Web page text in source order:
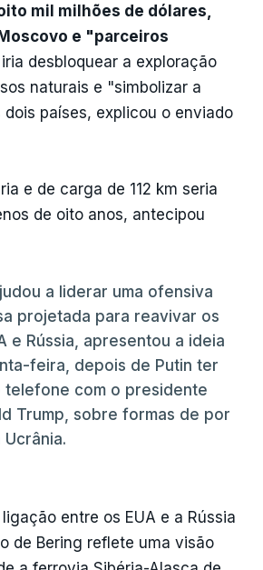
mil milhões de dólares,
e "parceiros
desbloquear a exploração
naturais e "simbolizar a
países, explicou o enviado
e de carga de 112 km seria
de oito anos, antecipou
a liderar uma ofensiva
projetada para reavivar os
e Rússia, apresentou a ideia
feira, depois de Putin ter
telefone com o presidente
Trump, sobre formas de por
entre os EUA e a Rússia
de Bering reflete uma visão